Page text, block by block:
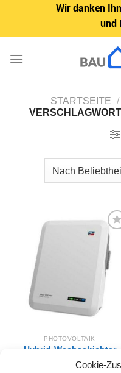
Wir danken
und
Cookie-
Inhalt
STARTSEITE /
Zur
Wunschliste
hinzufügen
PHOTOVOLTAIK
Hybrid-Wechselrichter
SMA SUNNY TRIPOWER
8.0 Smart Energy